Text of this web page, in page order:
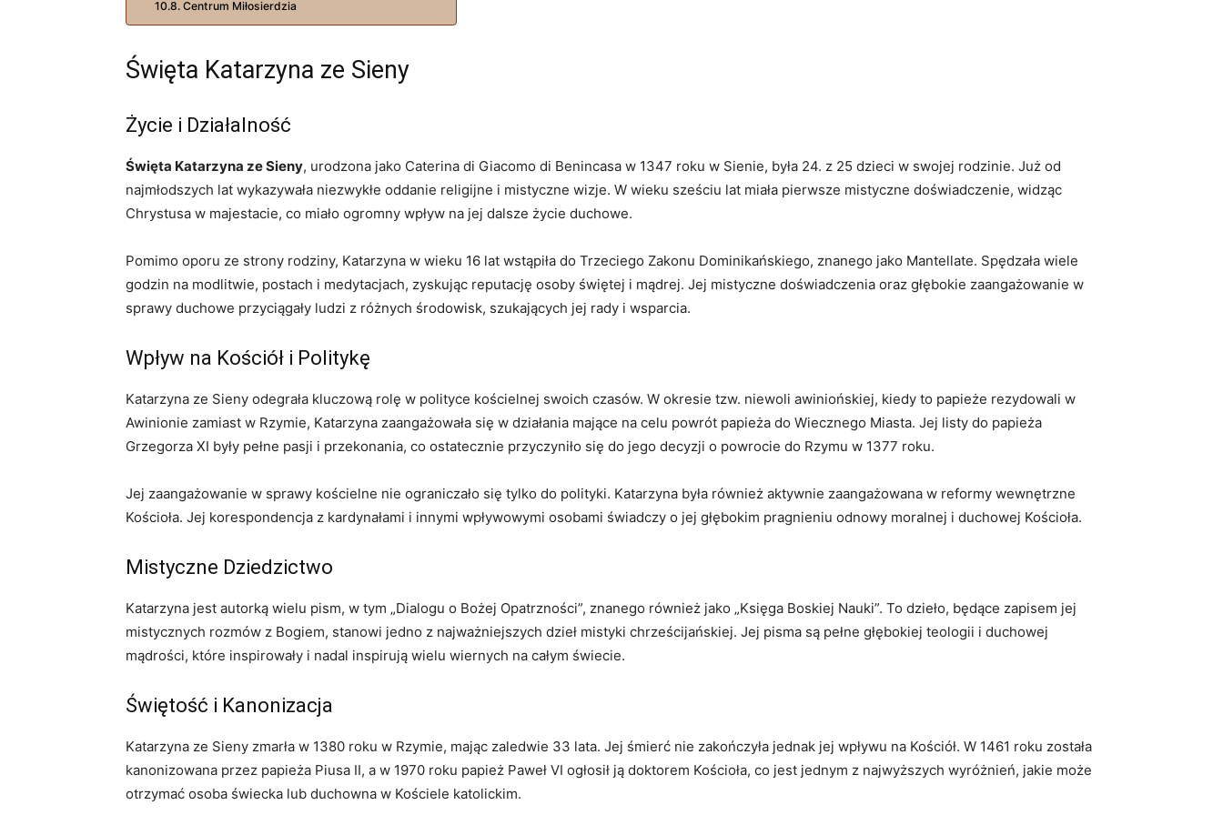
Centrum Miłosierdzia
Święta Katarzyna ze Sieny
Życie i Działalność
Święta Katarzyna ze Sieny, urodzona jako Caterina di Giacomo di Benincasa w 1347 roku w Sienie, była 24. z 25 dzieci w swojej rodzinie. Już od
najmłodszych lat wykazywała niezwykłe oddanie religijne i mistyczne wizje. W wieku sześciu lat miała pierwsze mistyczne doświadczenie, widząc
Chrystusa w majestacie, co miało ogromny wpływ na jej dalsze życie duchowe.
Pomimo oporu ze strony rodziny, Katarzyna w wieku 16 lat wstąpiła do Trzeciego Zakonu Dominikańskiego, znanego jako Mantellate. Spędzała wiele
godzin na modlitwie, postach i medytacjach, zyskując reputację osoby świętej i mądrej. Jej mistyczne doświadczenia oraz głębokie zaangażowanie w
sprawy duchowe przyciągały ludzi z różnych środowisk, szukających jej rady i wsparcia.
Wpływ na Kościół i Politykę
Katarzyna ze Sieny odegrała kluczową rolę w polityce kościelnej swoich czasów. W okresie tzw. niewoli awiniońskiej, kiedy to papieże rezydowali w
Awinionie zamiast w Rzymie, Katarzyna zaangażowała się w działania mające na celu powrót papieża do Wiecznego Miasta. Jej listy do papieża
Grzegorza XI były pełne pasji i przekonania, co ostatecznie przyczyniło się do jego decyzji o powrocie do Rzymu w 1377 roku.
Jej zaangażowanie w sprawy kościelne nie ograniczało się tylko do polityki. Katarzyna była również aktywnie zaangażowana w reformy wewnętrzne
Kościoła. Jej korespondencja z kardynałami i innymi wpływowymi osobami świadczy o jej głębokim pragnieniu odnowy moralnej i duchowej Kościoła.
Mistyczne Dziedzictwo
Katarzyna jest autorką wielu pism, w tym „Dialogu o Bożej Opatrzności”, znanego również jako „Księga Boskiej Nauki”. To dzieło, będące zapisem jej
mistycznych rozmów z Bogiem, stanowi jedno z najważniejszych dzieł mistyki chrześcijańskiej. Jej pisma są pełne głębokiej teologii i duchowej
mądrości, które inspirowały i nadal inspirują wielu wiernych na całym świecie.
Świętość i Kanonizacja
Katarzyna ze Sieny zmarła w 1380 roku w Rzymie, mając zaledwie 33 lata. Jej śmierć nie zakończyła jednak jej wpływu na Kościół. W 1461 roku została
kanonizowana przez papieża Piusa II, a w 1970 roku papież Paweł VI ogłosił ją doktorem Kościoła, co jest jednym z najwyższych wyróżnień, jakie może
otrzymać osoba świecka lub duchowna w Kościele katolickim.